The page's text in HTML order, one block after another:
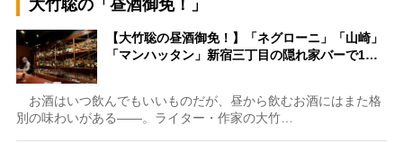
大竹聡の「昼酒御免！」
【大竹聡の昼酒御免！】「ネグローニ」「山崎」
「マンハッタン」新宿三丁目の隠れ家バーで1…
お酒はいつ飲んでもいいものだが、昼から飲むお酒にはまた格
別の味わいがある――。ライター・作家の大竹…